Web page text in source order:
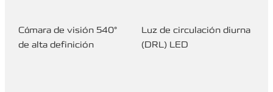
Cámara de visión 540°
de alta definición
Luz de circulación diurna
(DRL) LED